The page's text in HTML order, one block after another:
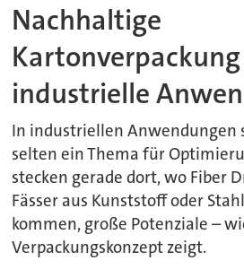
Nachhaltige
industrielle
In industriellen Anwendungen
selten ein Thema für
stecken gerade dort, wo Fiber
Fässer aus Kunststoff oder
kommen, große Potenziale –
Verpackungskonzept zeigt.